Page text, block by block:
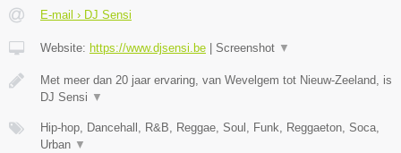
E-mail › DJ Sensi
Website: https://www.djsensi.be Screenshot ▼
Met meer dan 20 jaar ervaring, van Wevelgem tot Nieuw-Zeeland, is
DJ Sensi ▼
Hip-hop, Dancehall, R&B, Reggae, Soul, Funk, Reggaeton, Soca,
Urban ▼